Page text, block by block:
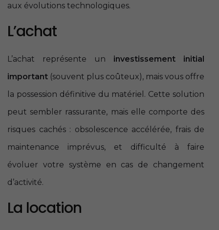
aux évolutions technologiques.
L’achat
L’achat représente un investissement initial
important (souvent plus coûteux), mais vous offre
la possession définitive du matériel. Cette solution
peut sembler rassurante, mais elle comporte des
risques cachés : obsolescence accélérée, frais de
maintenance imprévus, et difficulté à faire
évoluer votre système en cas de changement
d’activité.
La location